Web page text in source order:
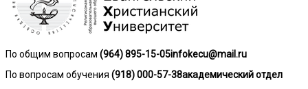
По общим вопросам (964) 895-15-05infokecu@mail.ru
По вопросам обучения (918) 000-57-38академический отдел